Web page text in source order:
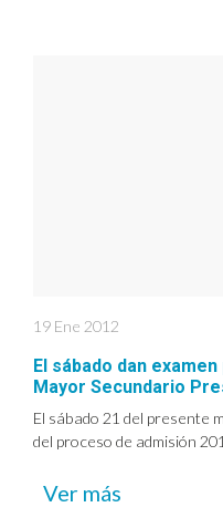
19 Ene 2012
El sábado dan
Mayor Secundario
El sábado 21 del presente
del proceso de admisión
Ver más